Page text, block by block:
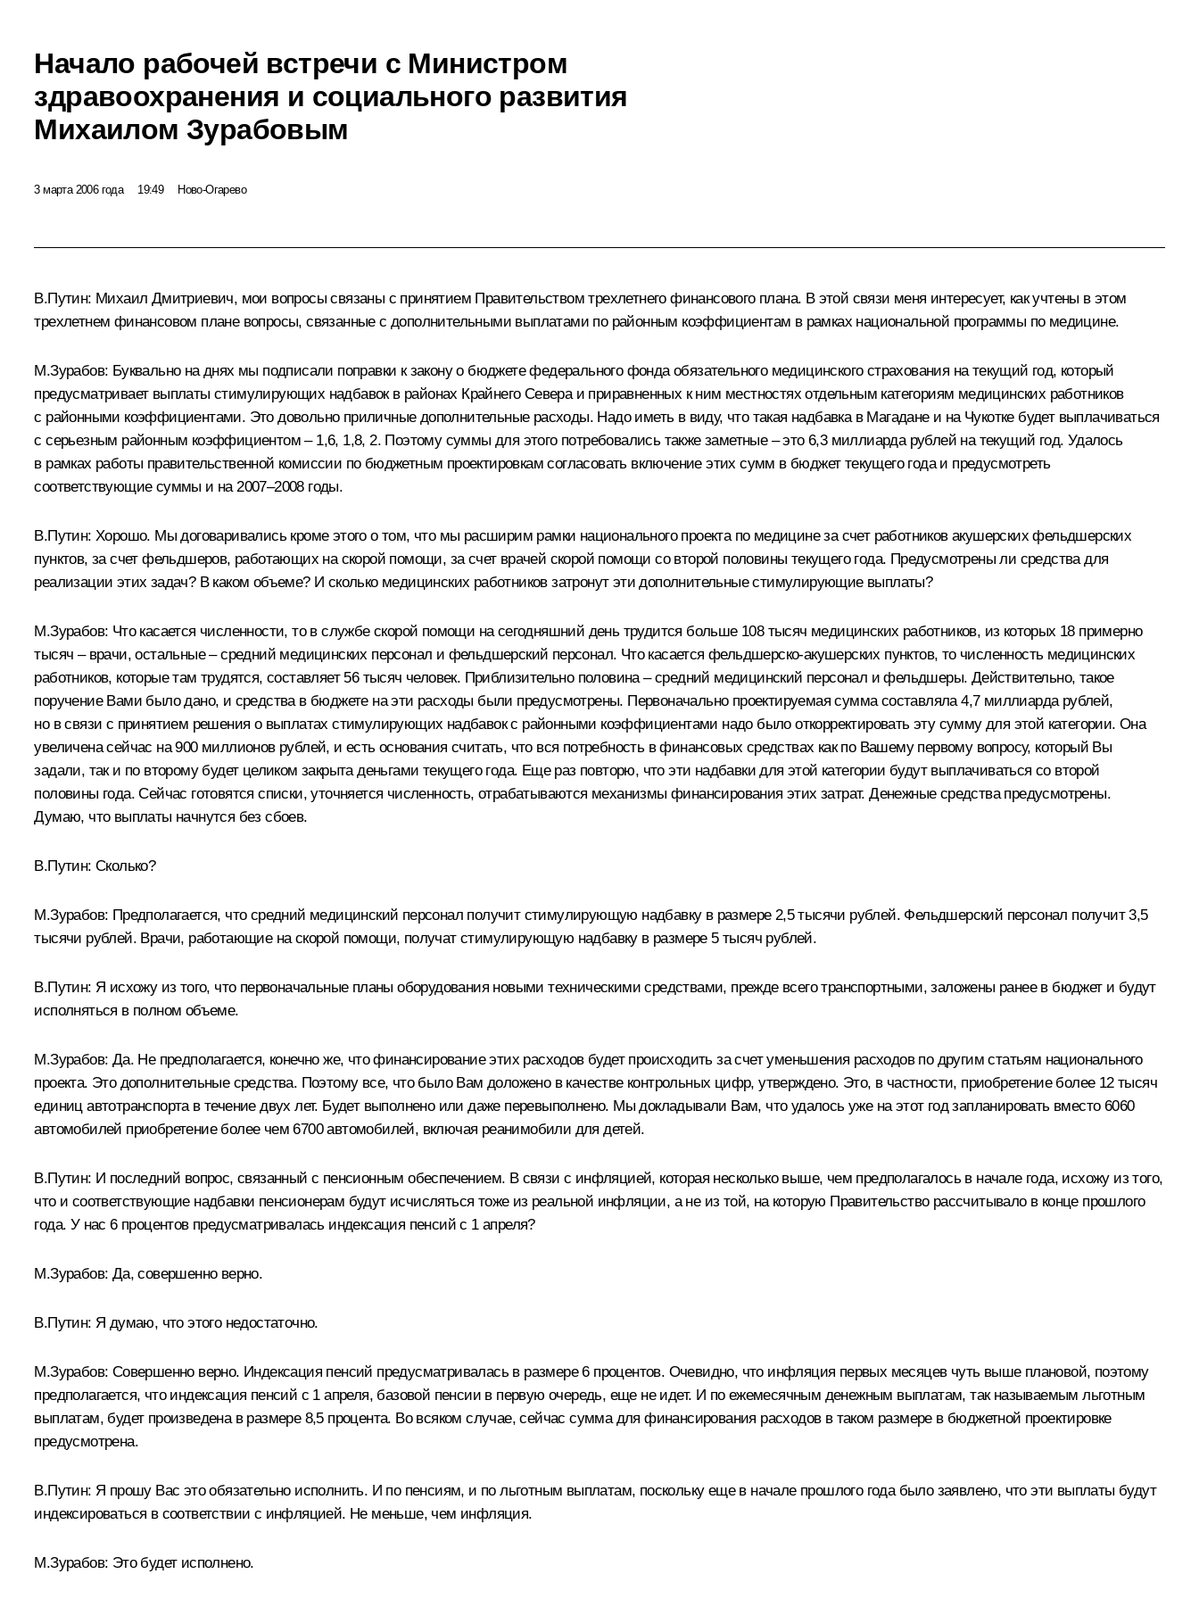
Начало рабочей встречи с Министром
здравоохранения и социального развития
Михаилом Зурабовым
3 марта 2006 года 19:49 Ново-Огарево
В.Путин: Михаил Дмитриевич, мои вопросы связаны с принятием Правительством трехлетнего финансового плана. В этой связи меня интересует, как учтены в этом
трехлетнем финансовом плане вопросы, связанные с дополнительными выплатами по районным коэффициентам в рамках национальной программы по медицине.
М.Зурабов: Буквально на днях мы подписали поправки к закону о бюджете федерального фонда обязательного медицинского страхования на текущий год, который
предусматривает выплаты стимулирующих надбавок в районах Крайнего Севера и приравненных к ним местностях отдельным категориям медицинских работников
с районными коэффициентами. Это довольно приличные дополнительные расходы. Надо иметь в виду, что такая надбавка в Магадане и на Чукотке будет выплачиваться
с серьезным районным коэффициентом – 1,6, 1,8, 2. Поэтому суммы для этого потребовались также заметные – это 6,3 миллиарда рублей на текущий год. Удалось
в рамках работы правительственной комиссии по бюджетным проектировкам согласовать включение этих сумм в бюджет текущего года и предусмотреть
соответствующие суммы и на 2007–2008 годы.
В.Путин: Хорошо. Мы договаривались кроме этого о том, что мы расширим рамки национального проекта по медицине за счет работников акушерских фельдшерских
пунктов, за счет фельдшеров, работающих на скорой помощи, за счет врачей скорой помощи со второй половины текущего года. Предусмотрены ли средства для
реализации этих задач? В каком объеме? И сколько медицинских работников затронут эти дополнительные стимулирующие выплаты?
М.Зурабов: Что касается численности, то в службе скорой помощи на сегодняшний день трудится больше 108 тысяч медицинских работников, из которых 18 примерно
тысяч – врачи, остальные – средний медицинских персонал и фельдшерский персонал. Что касается фельдшерско-акушерских пунктов, то численность медицинских
работников, которые там трудятся, составляет 56 тысяч человек. Приблизительно половина – средний медицинский персонал и фельдшеры. Действительно, такое
поручение Вами было дано, и средства в бюджете на эти расходы были предусмотрены. Первоначально проектируемая сумма составляла 4,7 миллиарда рублей,
но в связи с принятием решения о выплатах стимулирующих надбавок с районными коэффициентами надо было откорректировать эту сумму для этой категории. Она
увеличена сейчас на 900 миллионов рублей, и есть основания считать, что вся потребность в финансовых средствах как по Вашему первому вопросу, который Вы
задали, так и по второму будет целиком закрыта деньгами текущего года. Еще раз повторю, что эти надбавки для этой категории будут выплачиваться со второй
половины года. Сейчас готовятся списки, уточняется численность, отрабатываются механизмы финансирования этих затрат. Денежные средства предусмотрены.
Думаю, что выплаты начнутся без сбоев.
В.Путин: Сколько?
М.Зурабов: Предполагается, что средний медицинский персонал получит стимулирующую надбавку в размере 2,5 тысячи рублей. Фельдшерский персонал получит 3,5
тысячи рублей. Врачи, работающие на скорой помощи, получат стимулирующую надбавку в размере 5 тысяч рублей.
В.Путин: Я исхожу из того, что первоначальные планы оборудования новыми техническими средствами, прежде всего транспортными, заложены ранее в бюджет и будут
исполняться в полном объеме.
М.Зурабов: Да. Не предполагается, конечно же, что финансирование этих расходов будет происходить за счет уменьшения расходов по другим статьям национального
проекта. Это дополнительные средства. Поэтому все, что было Вам доложено в качестве контрольных цифр, утверждено. Это, в частности, приобретение более 12 тысяч
единиц автотранспорта в течение двух лет. Будет выполнено или даже перевыполнено. Мы докладывали Вам, что удалось уже на этот год запланировать вместо 6060
автомобилей приобретение более чем 6700 автомобилей, включая реанимобили для детей.
В.Путин: И последний вопрос, связанный с пенсионным обеспечением. В связи с инфляцией, которая несколько выше, чем предполагалось в начале года, исхожу из того,
что и соответствующие надбавки пенсионерам будут исчисляться тоже из реальной инфляции, а не из той, на которую Правительство рассчитывало в конце прошлого
года. У нас 6 процентов предусматривалась индексация пенсий с 1 апреля?
М.Зурабов: Да, совершенно верно.
В.Путин: Я думаю, что этого недостаточно.
М.Зурабов: Совершенно верно. Индексация пенсий предусматривалась в размере 6 процентов. Очевидно, что инфляция первых месяцев чуть выше плановой, поэтому
предполагается, что индексация пенсий с 1 апреля, базовой пенсии в первую очередь, еще не идет. И по ежемесячным денежным выплатам, так называемым льготным
выплатам, будет произведена в размере 8,5 процента. Во всяком случае, сейчас сумма для финансирования расходов в таком размере в бюджетной проектировке
предусмотрена.
В.Путин: Я прошу Вас это обязательно исполнить. И по пенсиям, и по льготным выплатам, поскольку еще в начале прошлого года было заявлено, что эти выплаты будут
индексироваться в соответствии с инфляцией. Не меньше, чем инфляция.
М.Зурабов: Это будет исполнено.